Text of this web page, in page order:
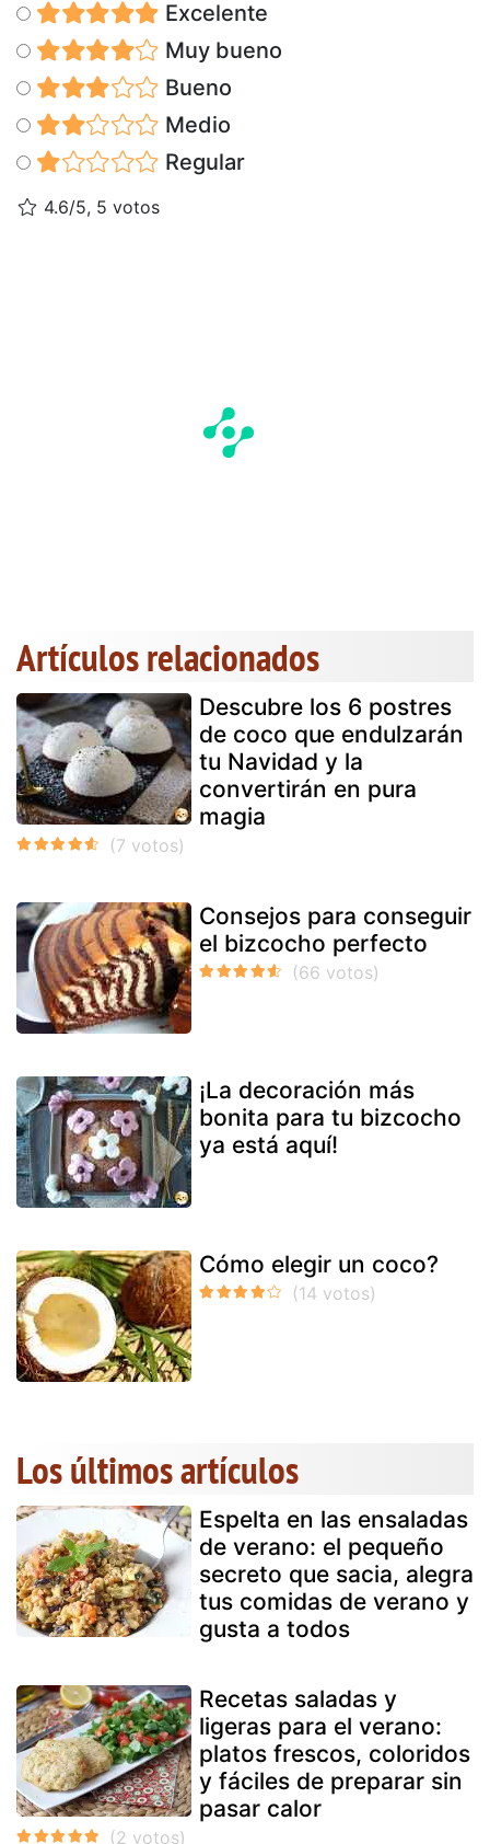
Excelente
Muy bueno
Bueno
Medio
Regular
4.6/5, 5 votos
Artículos relacionados
Descubre los 6 postres
de coco que endulzarán
tu Navidad y la
convertirán en pura
magia
Consejos para conseguir
el bizcocho perfecto
¡La decoración más
bonita para tu bizcocho
ya está aquí!
Cómo elegir un coco?
Los últimos artículos
Espelta en las ensaladas
de verano: el pequeño
secreto que sacia, alegra
tus comidas de verano y
gusta a todos
Recetas saladas y
ligeras para el verano:
platos frescos, coloridos
y fáciles de preparar sin
pasar calor